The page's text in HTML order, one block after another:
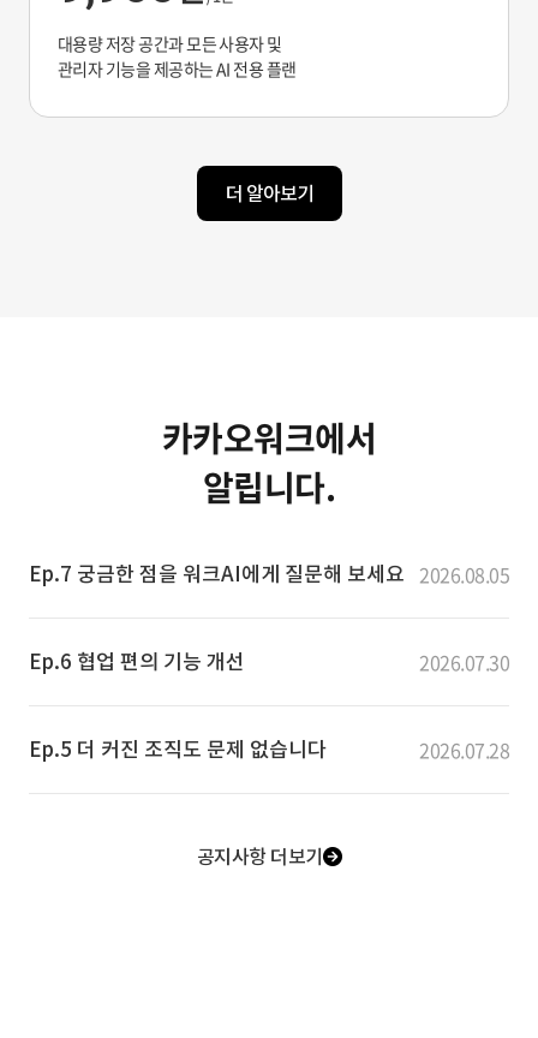
대용량 저장 공간과 모든 사용자 및
관리자 기능을 제공하는 AI 전용 플랜
더 알아보기
카카오워크에서
알립니다.
Ep.7 궁금한 점을 워크AI에게 질문해 보세요 2026.08.05
Ep.6 협업 편의 기능 개선 2026.07.30
Ep.5 더 커진 조직도 문제 없습니다 2026.07.28
공지사항 더보기